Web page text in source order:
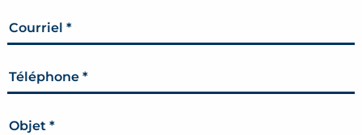
Courriel *
Téléphone *
Objet *